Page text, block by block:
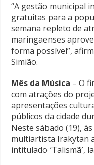
“A gestão municipal
gratuitas para a
semana repleto de
maringaenses
forma possível”,
Simião.
Mês da Música – O
com atrações do
apresentações
públicos da cidade
Neste sábado (19),
multiartista Irakytan
intitulado ′Talismã′,